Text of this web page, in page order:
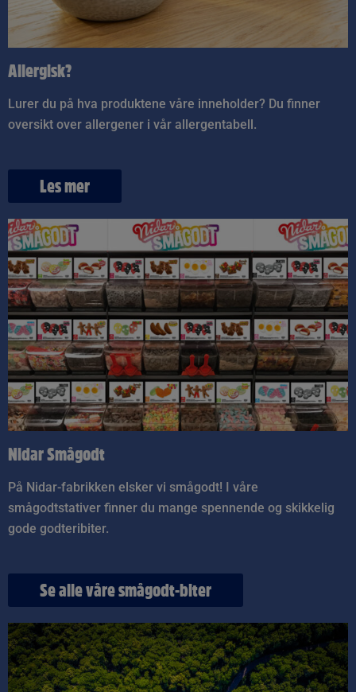
Allergisk?
Lurer du på hva produktene våre inneholder? Du finner
oversikt over allergener i vår allergentabell.
Les mer
Nidar Smågodt
På Nidar-fabrikken elsker vi smågodt! I våre
smågodtstativer finner du mange spennende og skikkelig
gode godteribiter.
Se alle våre smågodt-biter